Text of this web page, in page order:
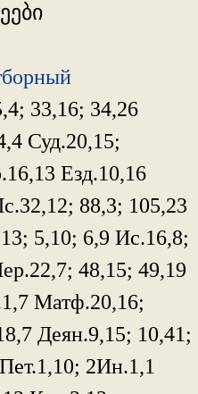
33,16; 34,26
Суд.20,15;
Езд.10,16
88,3; 105,23
5,10; 6,9 Ис.16,8;
48,15; 49,19
Матф.20,16;
Деян.9,15; 10,41;
2Ин.1,1